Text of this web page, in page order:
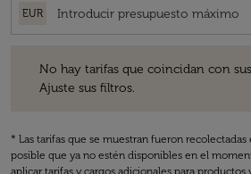
EUR
No hay tarifas que coincidan con
Ajuste sus filtros.
* Las tarifas que se muestran fueron recolectadas
posible que ya no estén disponibles en el
aplicar tarifas y cargos adicionales para productos